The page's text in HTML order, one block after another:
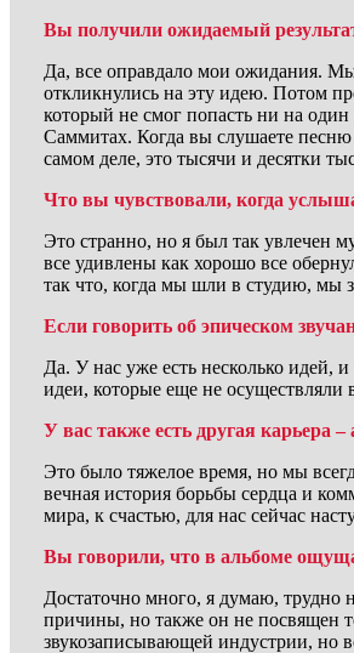
Вы получили ожидаемый
Да, все оправдало мои ожидания.
откликнулись на эту идею. Потом
который не смог попасть ни на
Саммитах. Когда вы слушаете
самом деле, это тысячи и десятки
Что вы чувствовали, когда
Это странно, но я был так увлечен
все удивлены как хорошо все
так что, когда мы шли в студию, мы
Если говорить об эпическом
Да. У нас уже есть несколько идей,
идеи, которые еще не осуществляли
У вас также есть другая карьера
Это было тяжелое время, но мы
вечная история борьбы сердца и
мира, к счастью, для нас сейчас
Вы говорили, что в альбоме
Достаточно много, я думаю, трудно
причины, но также он не посвящен
звукозаписывающей индустрии, но